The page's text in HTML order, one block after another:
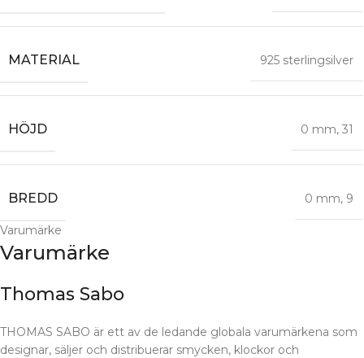
MATERIAL 925 sterlingsilver
HÖJD 0 mm, 31
BREDD 0 mm, 9
Varumärke
Varumärke
Thomas Sabo
THOMAS SABO är ett av de ledande globala varumärkena som
designar, säljer och distribuerar smycken, klockor och